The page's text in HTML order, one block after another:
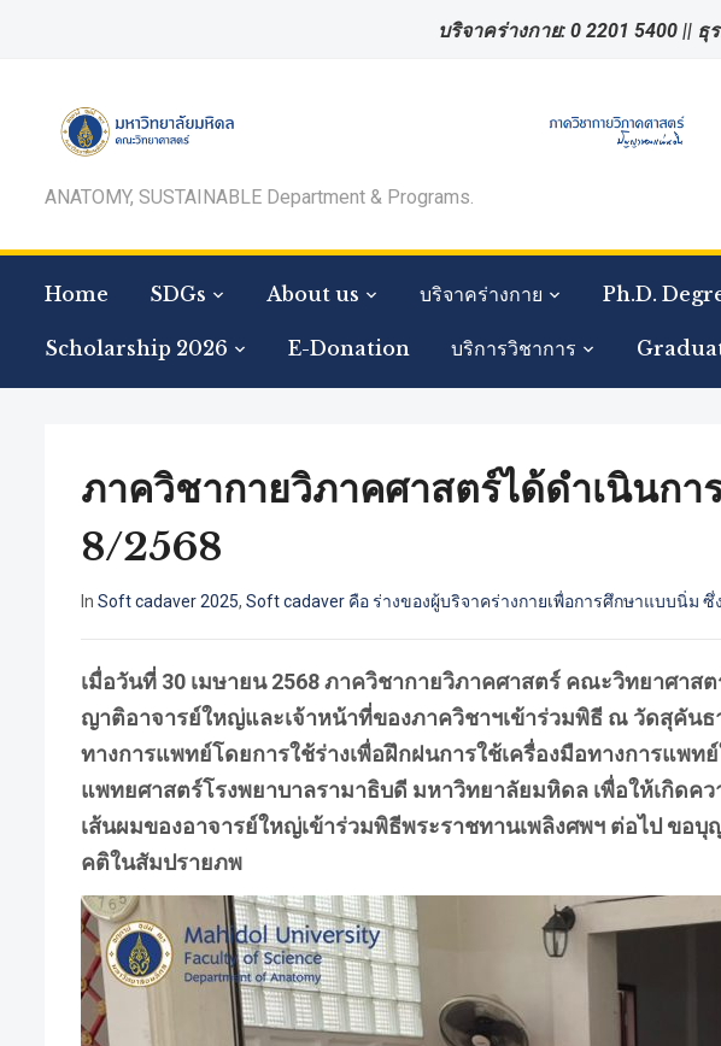
บริจาคร่างกาย: 0 2201 5400 ||
ANATOMY, SUSTAINABLE Department & Programs.
Home SDGs About us บริจาคร่างกาย Ph.D.
Scholarship 2026 E-Donation บริการวิชาการ
ภาควิชากายวิภาคศาสตร์ได้ดำเนินก
8/2568
In Soft cadaver 2025, Soft cadaver คือ ร่างของผู้บริจาคร่างกายเพื่อการศึกษาแบบนิ่ม
เมื่อวันที่ 30 เมษายน 2568 ภาควิชากายวิภาคศาสตร์ คณะวิทยาศา
ญาติอาจารย์ใหญ่และเจ้าหน้าที่ของภาควิชาฯเข้าร่วมพิธี ณ วัดสุคันธ
ทางการแพทย์โดยการใช้ร่างเพื่อฝึกฝนการใช้เครื่องมือทางการแพ
แพทยศาสตร์โรงพยาบาลรามาธิบดี มหาวิทยาลัยมหิดล เพื่อให้เกิดค
เส้นผมของอาจารย์ใหญ่เข้าร่วมพิธีพระราชทานเพลิงศพฯ ต่อไป ข
คติในสัมปรายภพ